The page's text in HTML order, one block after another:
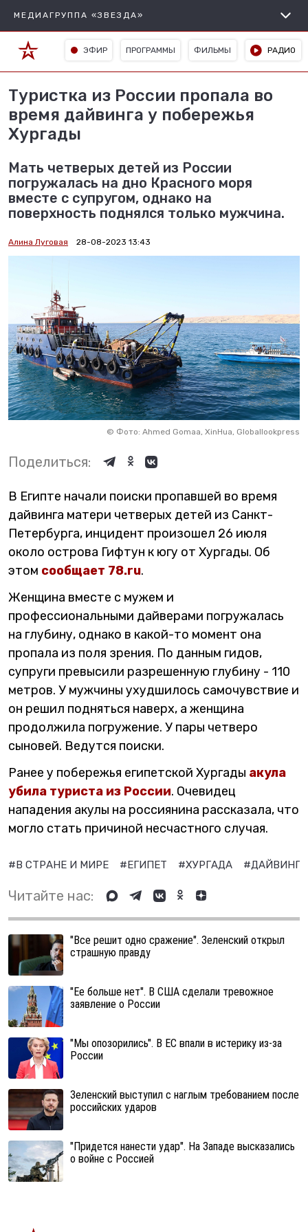
МЕДИАГРУППА «ЗВЕЗДА»
ЭФИР ПРОГРАММЫ ФИЛЬМЫ РАДИО
Туристка из России пропала во
время дайвинга у побережья
Хургады
Мать четверых детей из России
погружалась на дно Красного моря
вместе с супругом, однако на
поверхность поднялся только мужчина.
Алина Луговая 28-08-2023 13:43
© Фото: Ahmed Gomaa, XinHua, Globallookpress
Поделиться:
В Египте начали поиски пропавшей во время
дайвинга матери четверых детей из Санкт-
Петербурга, инцидент произошел 26 июля
около острова Гифтун к югу от Хургады. Об
этом сообщает 78.ru.
Женщина вместе с мужем и
профессиональными дайверами погружалась
на глубину, однако в какой-то момент она
пропала из поля зрения. По данным гидов,
супруги превысили разрешенную глубину - 110
метров. У мужчины ухудшилось самочувствие и
он решил подняться наверх, а женщина
продолжила погружение. У пары четверо
сыновей. Ведутся поиски.
Ранее у побережья египетской Хургады акула
убила туриста из России. Очевидец
нападения акулы на россиянина рассказала, что
могло стать причиной несчастного случая.
#В СТРАНЕ И МИРЕ #ЕГИПЕТ #ХУРГАДА #ДАЙВИНГ
Читайте нас:
"Все решит одно сражение". Зеленский открыл
страшную правду
"Ее больше нет". В США сделали тревожное
заявление о России
"Мы опозорились". В ЕС впали в истерику из-за
России
Зеленский выступил с наглым требованием после
российских ударов
"Придется нанести удар". На Западе высказались
о войне с Россией